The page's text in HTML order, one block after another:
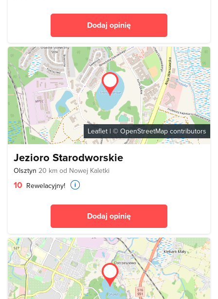
Dodaj opinię
Leaflet | © OpenStreetMap contributors
Jezioro Starodworskie
Olsztyn 20 km od Nowej Kaletki
10 Rewelacyjny!
Dodaj opinię